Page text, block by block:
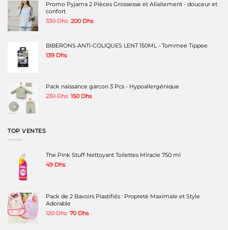
être
sur
produit
Promo Pyjama 2 Pièces Grossesse et Allaitement - douceur et
confort
330Dhs Le
était :
330 Dhs.
200 DhsLe
est :
200 Dhs.
BIBERONS ANTI-COLIQUES LENT 150ML - Tommee Tippee
139 Dhs
Pack naissance garcon 3 Pcs - Hypoallergénique
230Dhs Le
150 DhsLe
TOP VENTES
The Pink Stuff Nettoyant Toilettes Miracle 750 ml
49 Dhs
Pack de 2 Bavoirs Plastifiés : Propreté Maximale et Style
Adorable
120Dhs Le
70 DhsLe